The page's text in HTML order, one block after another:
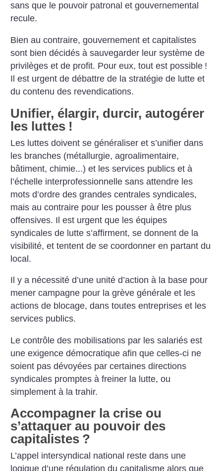
sans que le pouvoir patronal et gouvernemental
recule.
Bien au contraire, gouvernement et capitalistes
sont bien décidés à sauvegarder leur système de
privilèges et de profit. Pour eux, tout est possible !
Il est urgent de débattre de la stratégie de lutte et
du contenu des revendications.
Unifier, élargir, durcir, autogérer
les luttes !
Les luttes doivent se généraliser et s’unifier dans
les branches (métallurgie, agroalimentaire,
bâtiment, chimie...) et les services publics et à
l’échelle interprofessionnelle sans attendre les
mots d’ordre des grandes centrales syndicales,
mais au contraire pour les pousser à être plus
offensives. Il est urgent que les équipes
syndicales de lutte s’affirment, se donnent de la
visibilité, et tentent de se coordonner en partant du
local.
Il y a nécessité d’une unité d’action à la base pour
mener campagne pour la grève générale et les
actions de blocage, dans toutes entreprises et les
services publics.
Le contrôle des mobilisations par les salariés est
une exigence démocratique afin que celles-ci ne
soient pas dévoyées par certaines directions
syndicales promptes à freiner la lutte, ou
simplement à la trahir.
Accompagner la crise ou
s’attaquer au pouvoir des
capitalistes ?
L’appel intersyndical national reste dans une
logique d’une régulation du capitalisme alors que